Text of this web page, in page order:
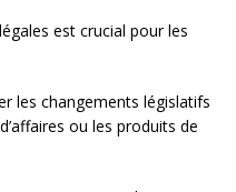
est crucial pour les
les changements législatifs
ou les produits de